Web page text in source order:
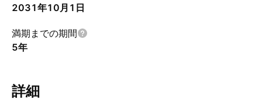
2031年10月1日
満期までの期間
5年
詳細